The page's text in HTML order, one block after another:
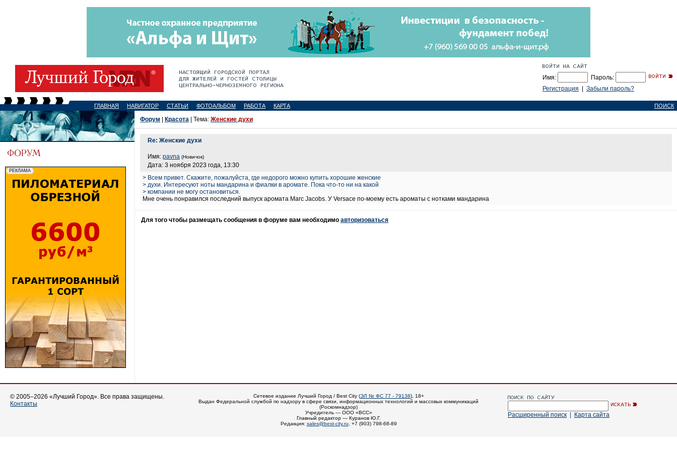
Имя:
Пароль:
Регистрация
Забыли пароль?
ГЛАВНАЯ НАВИГАТОР СТАТЬИ ФОТОАЛЬБОМ РАБОТА КАРТА ПОИСК
Форум Красота | Тема: Женские духи
Re: Женские духи
Имя: pavna (Новичок)
Дата: 3 ноября 2023 года, 13:30
> Всем привет. Скажите, пожалуйста, где недорого можно купить хорошие женские
> духи. Интересуют ноты мандарина и фиалки в аромате. Пока что-то ни на какой
> компании не могу остановиться.
Мне очень понравился последний выпуск аромата Marc Jacobs. У Versace по-моему есть ароматы с нотками мандарина
Для того чтобы размещать сообщения в форуме вам необходимо авторизоваться
© 2005–2026 «Лучший Город». Все права защищены.
Контакты
Сетевое издание Лучший Город / Best City (ЭЛ № ФС 77 - 79138), 18+
Выдан Федеральной службой по надзору в сфере связи, информационных технологий и массовых коммуникаций
(Роскомнадзор)
Учредитель — ООО «ВСС»
Главный редактор — Куранов Ю.Г.
Редакция: sales@best-city.ru , +7 (903) 798-68-89
Расширенный поиск Карта сайта